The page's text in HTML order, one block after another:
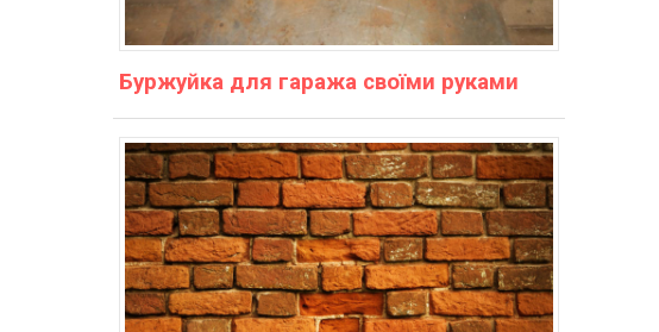
Буржуйка для гаража своїми руками